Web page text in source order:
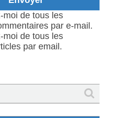
moi de tous les
par e-mail.
moi de tous les
par email.